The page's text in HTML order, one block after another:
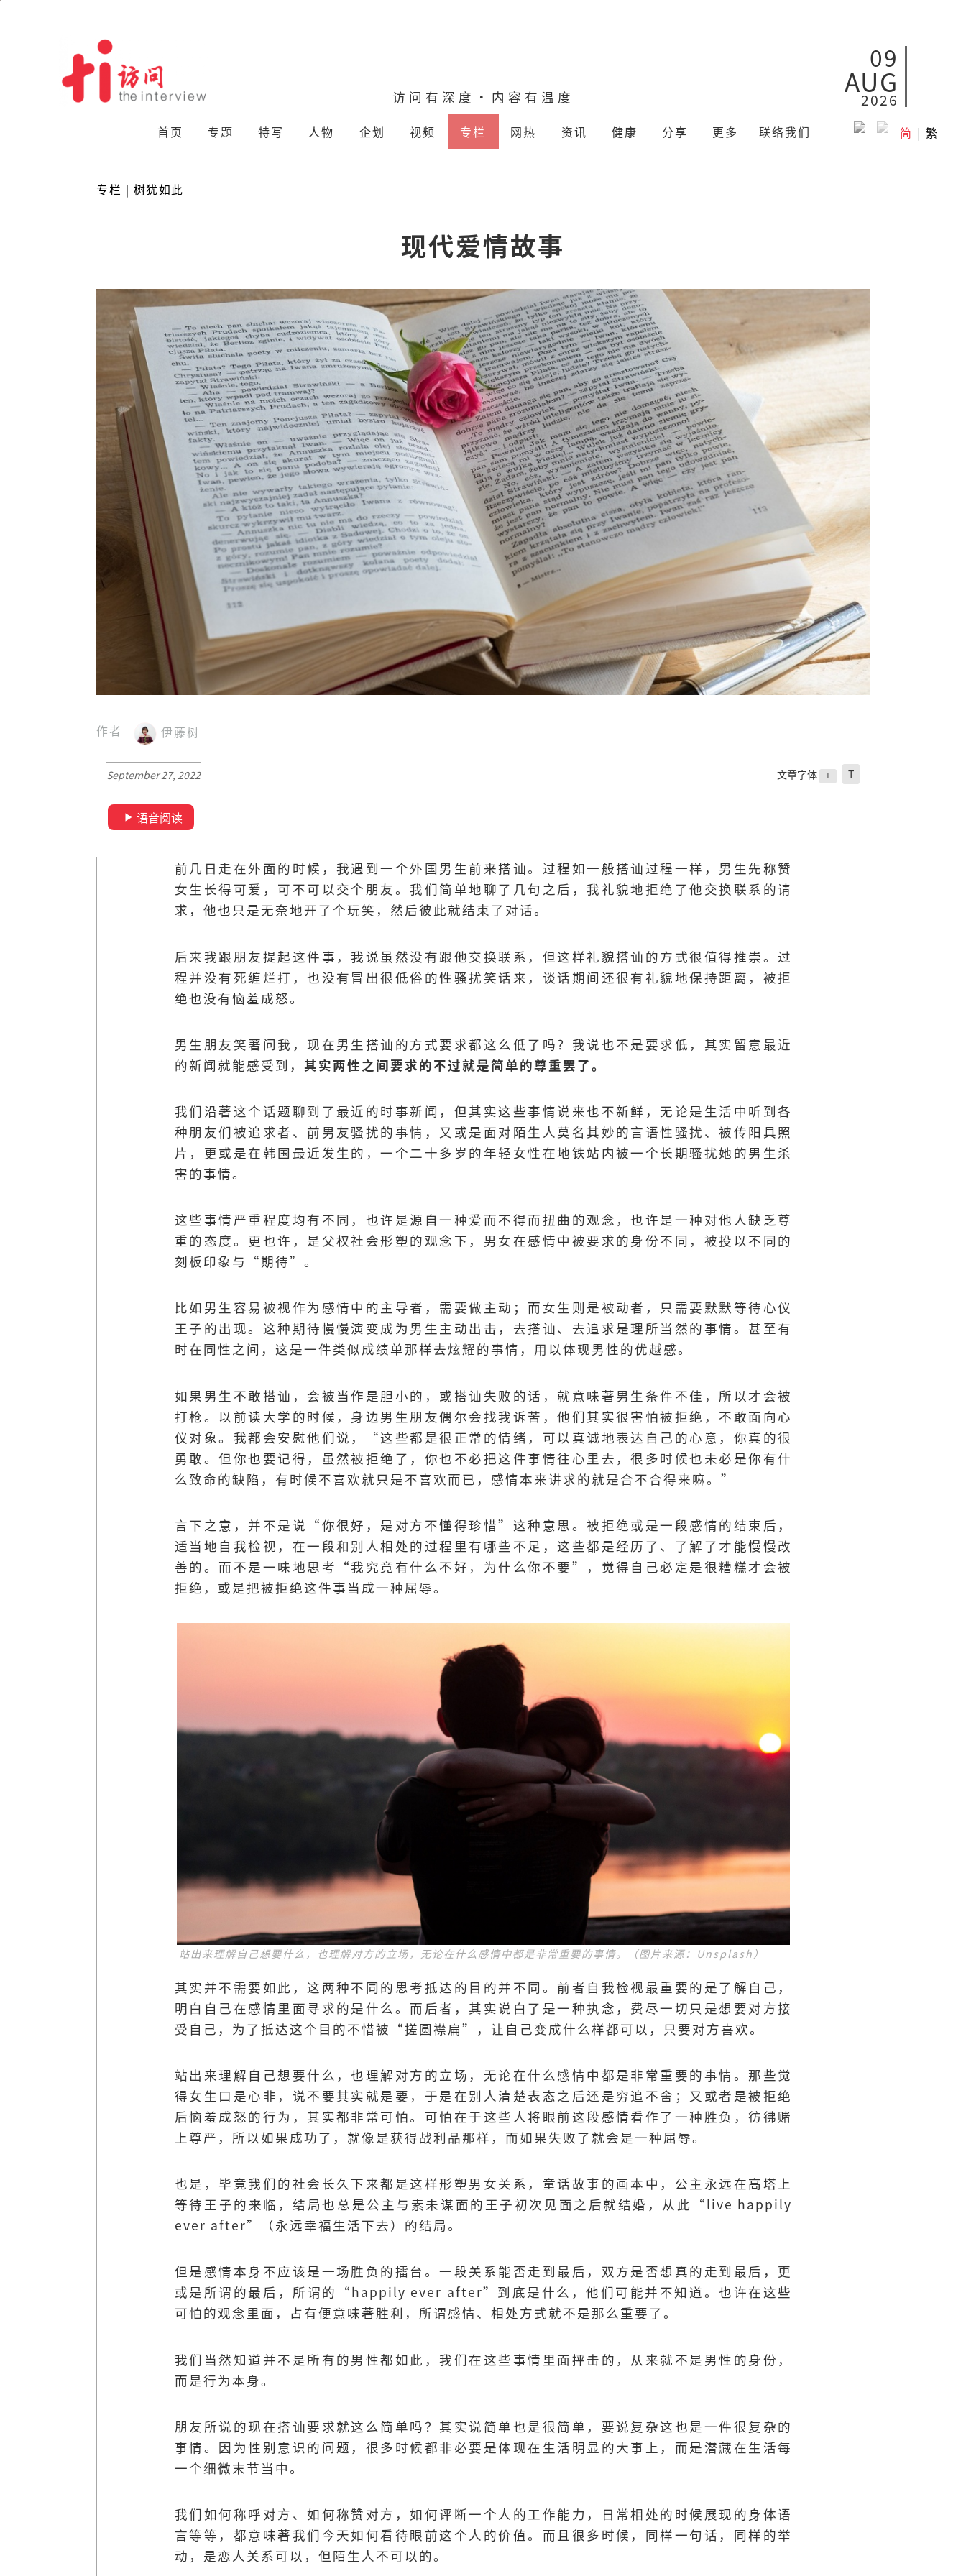
访问有深度·内容有温度
09
AUG
2026
首页 专题 特写 人物 企划 视频 专栏 网热 资讯 健康 分享 更多 联络我们 简 | 繁
专栏 | 树犹如此
现代爱情故事
作者 伊藤树
September 27, 2022 文章字体 T T
语音阅读
前几日走在外面的时候，我遇到一个外国男生前来搭讪。过程如一般搭讪过程一样，男生先称赞
女生长得可爱，可不可以交个朋友。我们简单地聊了几句之后，我礼貌地拒绝了他交换联系的请
求，他也只是无奈地开了个玩笑，然后彼此就结束了对话。
后来我跟朋友提起这件事，我说虽然没有跟他交换联系，但这样礼貌搭讪的方式很值得推崇。过
程并没有死缠烂打，也没有冒出很低俗的性骚扰笑话来，谈话期间还很有礼貌地保持距离，被拒
绝也没有恼羞成怒。
男生朋友笑著问我，现在男生搭讪的方式要求都这么低了吗？我说也不是要求低，其实留意最近
的新闻就能感受到， 其实两性之间要求的不过就是简单的尊重罢了。
我们沿著这个话题聊到了最近的时事新闻，但其实这些事情说来也不新鲜，无论是生活中听到各
种朋友们被追求者、前男友骚扰的事情，又或是面对陌生人莫名其妙的言语性骚扰、被传阳具照
片，更或是在韩国最近发生的，一个二十多岁的年轻女性在地铁站内被一个长期骚扰她的男生杀
害的事情。
这些事情严重程度均有不同，也许是源自一种爱而不得而扭曲的观念，也许是一种对他人缺乏尊
重的态度。更也许，是父权社会形塑的观念下，男女在感情中被要求的身份不同，被投以不同的
刻板印象与“期待”。
比如男生容易被视作为感情中的主导者，需要做主动；而女生则是被动者，只需要默默等待心仪
王子的出现。这种期待慢慢演变成为男生主动出击，去搭讪、去追求是理所当然的事情。甚至有
时在同性之间，这是一件类似成绩单那样去炫耀的事情，用以体现男性的优越感。
如果男生不敢搭讪，会被当作是胆小的，或搭讪失败的话，就意味著男生条件不佳，所以才会被
打枪。以前读大学的时候，身边男生朋友偶尔会找我诉苦，他们其实很害怕被拒绝，不敢面向心
仪对象。我都会安慰他们说，“这些都是很正常的情绪，可以真诚地表达自己的心意，你真的很
勇敢。但你也要记得，虽然被拒绝了，你也不必把这件事情往心里去，很多时候也未必是你有什
么致命的缺陷，有时候不喜欢就只是不喜欢而已，感情本来讲求的就是合不合得来嘛。”
言下之意，并不是说“你很好，是对方不懂得珍惜”这种意思。被拒绝或是一段感情的结束后，
适当地自我检视，在一段和别人相处的过程里有哪些不足，这些都是经历了、了解了才能慢慢改
善的。而不是一味地思考“我究竟有什么不好，为什么你不要”，觉得自己必定是很糟糕才会被
拒绝，或是把被拒绝这件事当成一种屈辱。
站出来理解自己想要什么，也理解对方的立场，无论在什么感情中都是非常重要的事情。（图片来源：Unsplash）
其实并不需要如此，这两种不同的思考抵达的目的并不同。前者自我检视最重要的是了解自己，
明白自己在感情里面寻求的是什么。而后者，其实说白了是一种执念，费尽一切只是想要对方接
受自己，为了抵达这个目的不惜被“搓圆襟扁”，让自己变成什么样都可以，只要对方喜欢。
站出来理解自己想要什么，也理解对方的立场，无论在什么感情中都是非常重要的事情。那些觉
得女生口是心非，说不要其实就是要，于是在别人清楚表态之后还是穷追不舍；又或者是被拒绝
后恼羞成怒的行为，其实都非常可怕。可怕在于这些人将眼前这段感情看作了一种胜负，彷彿赌
上尊严，所以如果成功了，就像是获得战利品那样，而如果失败了就会是一种屈辱。
也是，毕竟我们的社会长久下来都是这样形塑男女关系，童话故事的画本中，公主永远在高塔上
等待王子的来临，结局也总是公主与素未谋面的王子初次见面之后就结婚，从此“live happily
ever after”（永远幸福生活下去）的结局。
但是感情本身不应该是一场胜负的擂台。一段关系能否走到最后，双方是否想真的走到最后，更
或是所谓的最后，所谓的“happily ever after”到底是什么，他们可能并不知道。也许在这些
可怕的观念里面，占有便意味著胜利，所谓感情、相处方式就不是那么重要了。
我们当然知道并不是所有的男性都如此，我们在这些事情里面抨击的，从来就不是男性的身份，
而是行为本身。
朋友所说的现在搭讪要求就这么简单吗？其实说简单也是很简单，要说复杂这也是一件很复杂的
事情。因为性别意识的问题，很多时候都非必要是体现在生活明显的大事上，而是潜藏在生活每
一个细微末节当中。
我们如何称呼对方、如何称赞对方，如何评断一个人的工作能力，日常相处的时候展现的身体语
言等等，都意味著我们今天如何看待眼前这个人的价值。而且很多时候，同样一句话，同样的举
动，是恋人关系可以，但陌生人不可以的。